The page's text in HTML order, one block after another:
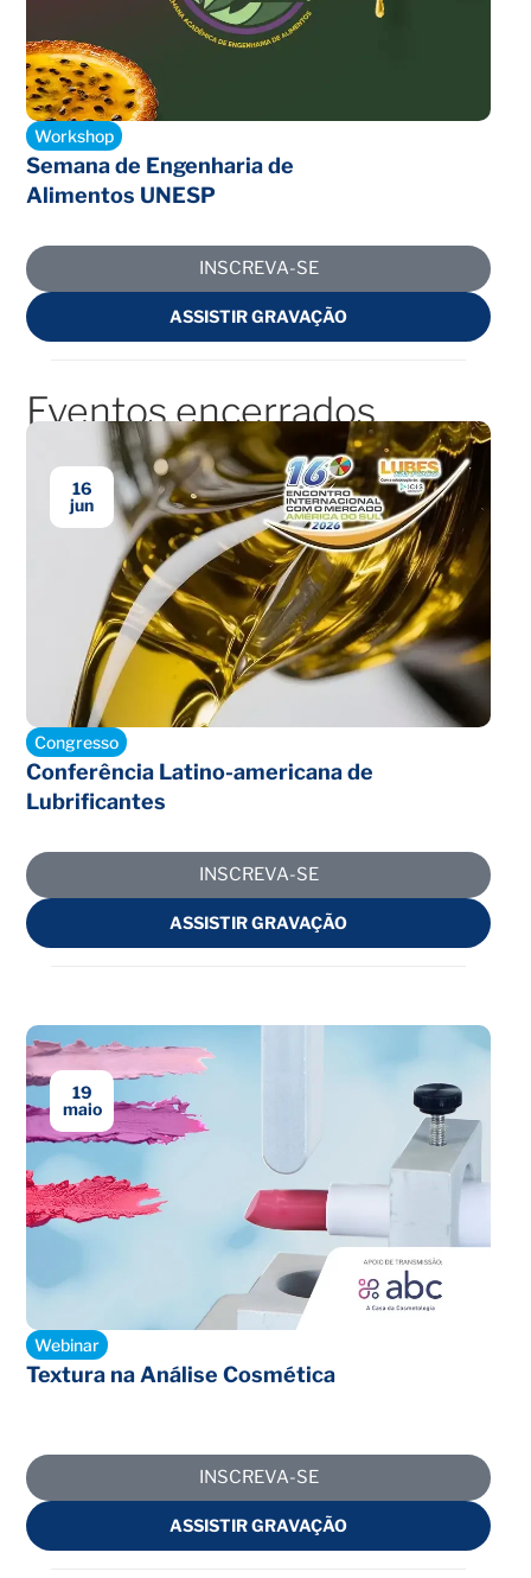
Workshop
Semana de Engenharia de
Alimentos UNESP
INSCREVA-SE
ASSISTIR GRAVAÇÃO
Eventos encerrados
16
jun
Congresso
Conferência Latino-americana de
Lubrificantes
INSCREVA-SE
ASSISTIR GRAVAÇÃO
19
maio
Webinar
Textura na Análise Cosmética
INSCREVA-SE
ASSISTIR GRAVAÇÃO